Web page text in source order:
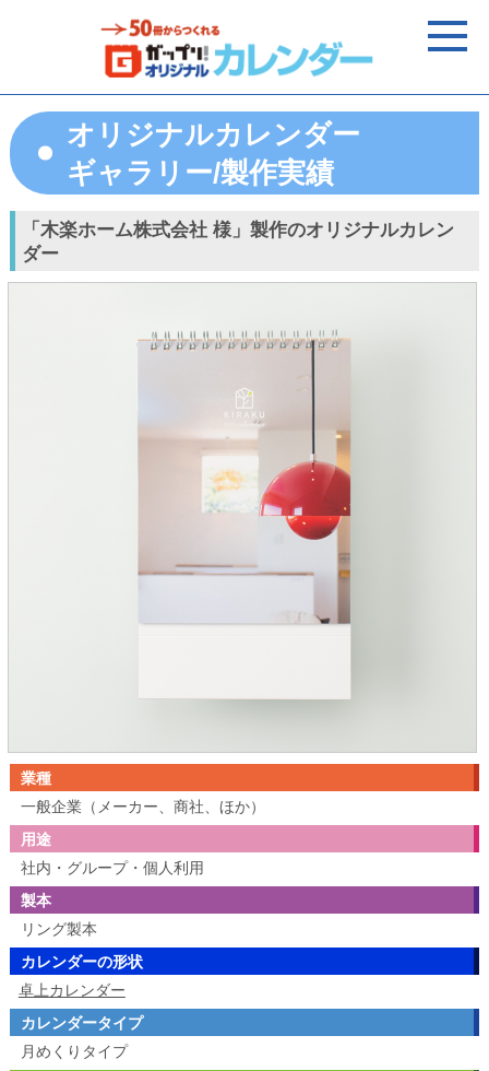
オリジナルカレンダー
ギャラリー/製作実績
「木楽ホーム株式会社 様」製作のオリジナルカレン
ダー
業種
一般企業（メーカー、商社、ほか）
用途
社内・グループ・個人利用
製本
リング製本
カレンダーの形状
卓上カレンダー
カレンダータイプ
月めくりタイプ